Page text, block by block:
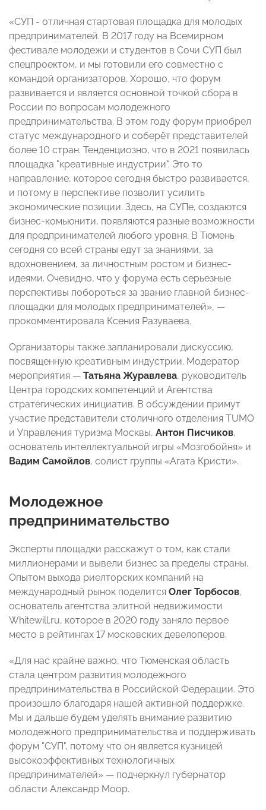
«СУП - отличная стартовая площадка для молодых
предпринимателей. В 2017 году на Всемирном
фестивале молодежи и студентов в Сочи СУП был
спецпроектом, и мы готовили его совместно с
командой организаторов. Хорошо, что форум
развивается и является основной точкой сбора в
России по вопросам молодежного
предпринимательства. В этом году форум приобрел
статус международного и соберёт представителей
более 10 стран. Тенденциозно, что в 2021 появилась
площадка "креативные индустрии". Это то
направление, которое сегодня быстро развивается,
и потому в перспективе позволит усилить
экономические позиции. Здесь, на СУПе, создаются
бизнес-комьюнити, появляются разные возможности
для предпринимателей любого уровня. В Тюмень
сегодня со всей страны едут за знаниями, за
вдохновением, за личностным ростом и бизнес-
идеями. Очевидно, что у форума есть серьезные
перспективы побороться за звание главной бизнес-
площадки для молодых предпринимателей», —
прокомментировала Ксения Разуваева.
Организаторы также запланировали дискуссию,
посвященную креативным индустрии. Модератор
мероприятия — Татьяна Журавлева, руководитель
Центра городских компетенций и Агентства
стратегических инициатив. В обсуждении примут
участие представители столичного отделения TUMO
и Управления туризма Москвы, Антон Писчиков,
основатель интеллектуальной игры «Мозгобойня» и
Вадим Самойлов, солист группы «Агата Кристи».
Молодежное
предпринимательство
Эксперты площадки расскажут о том, как стали
миллионерами и вывели бизнес за пределы страны.
Опытом выхода риелторских компаний на
международный рынок поделится Олег Торбосов,
основатель агентства элитной недвижимости
Whitewill.ru, которое в 2020 году заняло первое
место в рейтингах 17 московских девелоперов.
«Для нас крайне важно, что Тюменская область
стала центром развития молодежного
предпринимательства в Российской Федерации. Это
произошло благодаря нашей активной поддержке.
Мы и дальше будем уделять внимание развитию
молодежного предпринимательства и поддерживать
форум "СУП", потому что он является кузницей
высокоэффективных технологичных
предпринимателей» — подчеркнул губернатор
области Александр Моор.